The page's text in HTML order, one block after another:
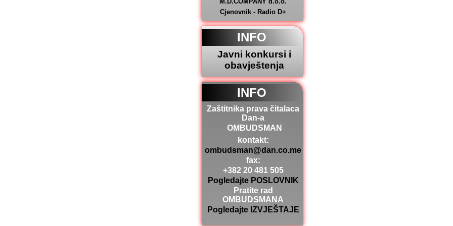
Cjenovnik - Radio D+
INFO
Javni konkursi i
obavještenja
INFO
Zaštitnika prava čitalaca
Dan-a
OMBUDSMAN
kontakt:
ombudsman@dan.co.me
fax:
+382 20 481 505
Pogledajte POSLOVNIK
Pratite rad
OMBUDSMANA
Pogledajte IZVJEŠTAJE